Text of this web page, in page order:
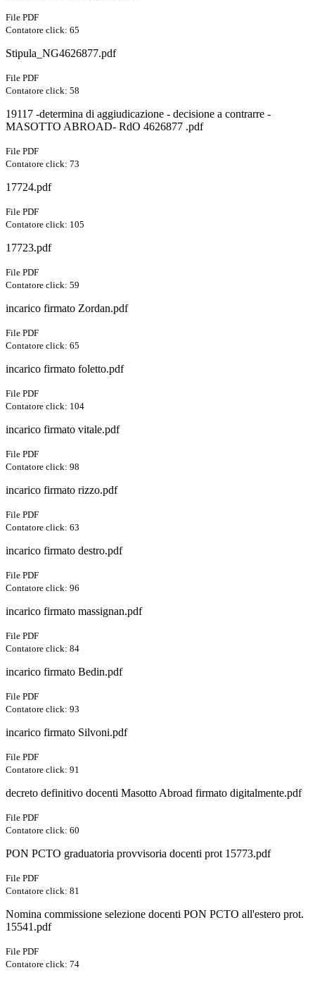
File PDF
Contatore click: 65
Stipula_NG4626877.pdf
File PDF
Contatore click: 58
19117 -determina di aggiudicazione - decisione a contrarre -
MASOTTO ABROAD- RdO 4626877 .pdf
File PDF
Contatore click: 73
17724.pdf
File PDF
Contatore click: 105
17723.pdf
File PDF
Contatore click: 59
incarico firmato Zordan.pdf
File PDF
Contatore click: 65
incarico firmato foletto.pdf
File PDF
Contatore click: 104
incarico firmato vitale.pdf
File PDF
Contatore click: 98
incarico firmato rizzo.pdf
File PDF
Contatore click: 63
incarico firmato destro.pdf
File PDF
Contatore click: 96
incarico firmato massignan.pdf
File PDF
Contatore click: 84
incarico firmato Bedin.pdf
File PDF
Contatore click: 93
incarico firmato Silvoni.pdf
File PDF
Contatore click: 91
decreto definitivo docenti Masotto Abroad firmato digitalmente.pdf
File PDF
Contatore click: 60
PON PCTO graduatoria provvisoria docenti prot 15773.pdf
File PDF
Contatore click: 81
Nomina commissione selezione docenti PON PCTO all'estero prot.
15541.pdf
File PDF
Contatore click: 74